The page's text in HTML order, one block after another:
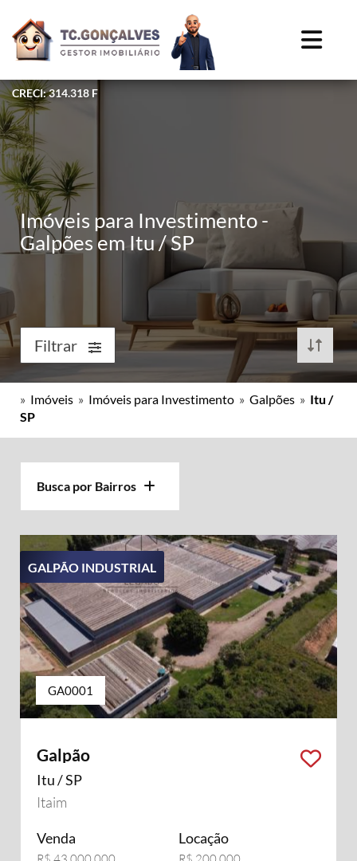
CRECI: 314.318 F
Imóveis para Investimento -
Galpões em Itu / SP
Filtrar
» Imóveis » Imóveis para Investimento » Galpões » Itu /
SP
Busca por Bairros
GALPÃO INDUSTRIAL
GA0001
Galpão
Itu / SP
Itaim
Venda Locação